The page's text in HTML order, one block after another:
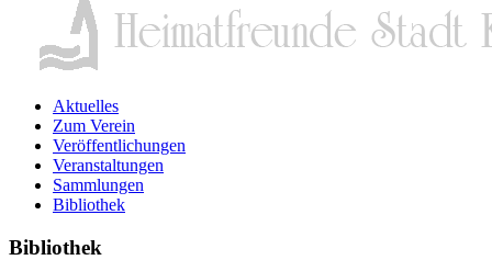
Aktuelles
Zum Verein
Veröffentlichungen
Veranstaltungen
Sammlungen
Bibliothek
Bibliothek